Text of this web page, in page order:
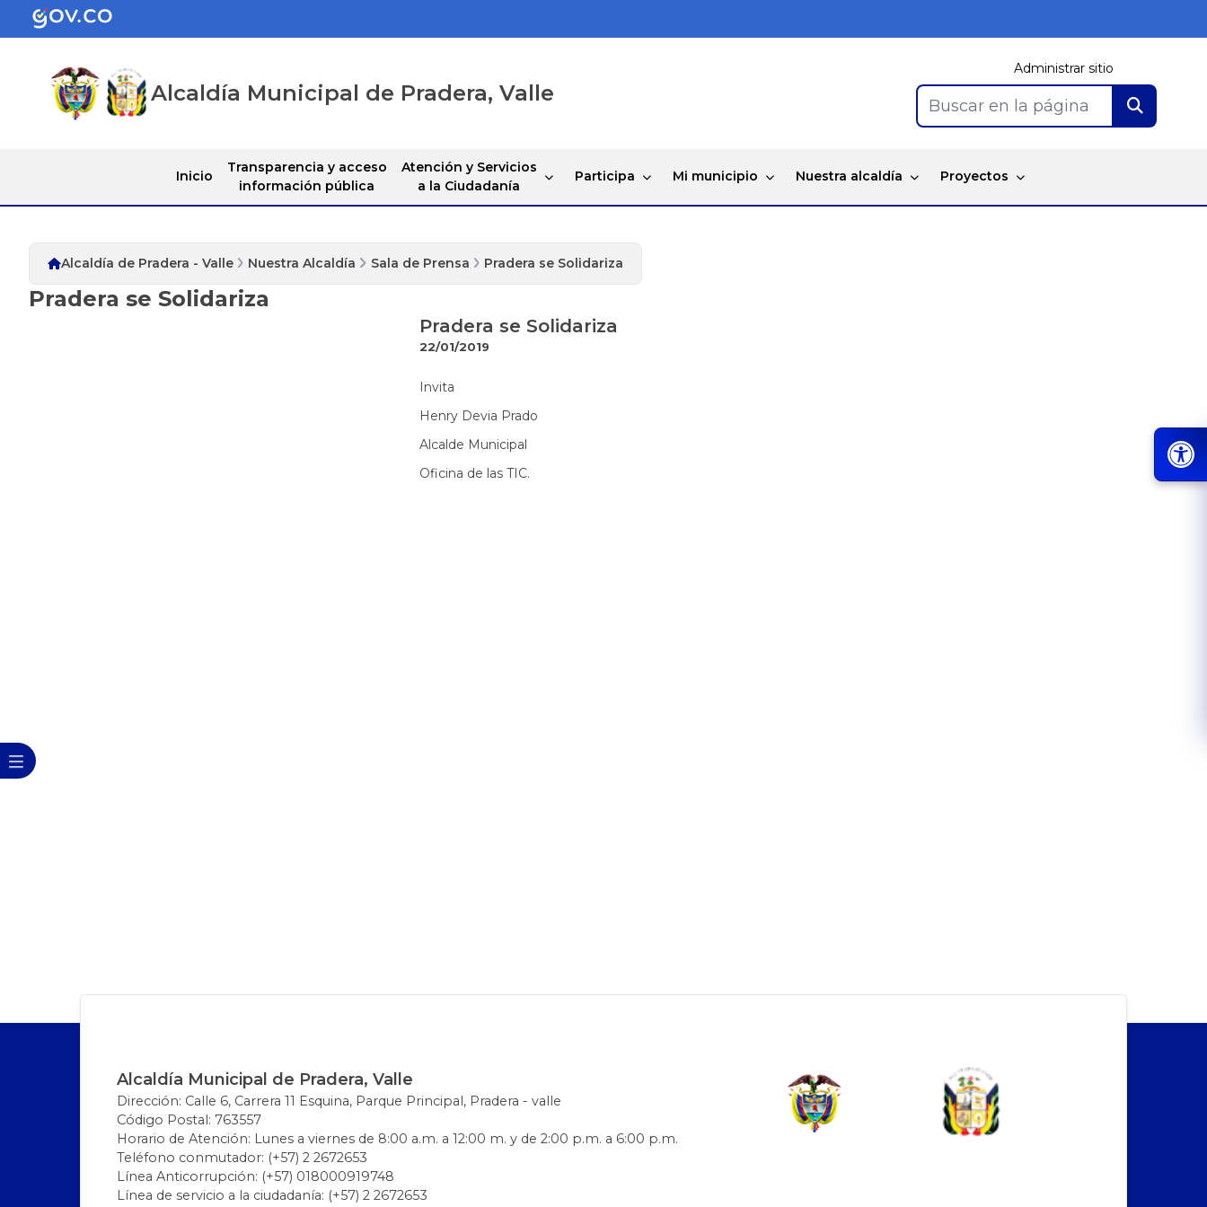
Alcaldía Municipal de Pradera, Valle
Administrar sitio
Buscar en la página
Inicio
Transparencia y acceso
información pública
Atención y Servicios
a la Ciudadanía
Participa Mi municipio Nuestra alcaldía Proyectos
Alcaldía de Pradera - Valle Nuestra Alcaldía Sala de Prensa Pradera se Solidariza
Pradera se Solidariza
Pradera se Solidariza
22/01/2019
​​Invita
Henry Devia Prado
Alcalde Municipal
Oficina de las TIC.
Alcaldía Municipal de Pradera, Valle
Dirección: Calle 6, Carrera 11 Esquina, Parque Principal, Pradera - valle
Código Postal: 763557
Horario de Atención: Lunes a viernes de 8:00 a.m. a 12:00 m. y de 2:00 p.m. a 6:00 p.m.
Teléfono conmutador: (+57) 2 2672653
Línea Anticorrupción: (+57) 018000919748
Línea de servicio a la ciudadanía: (+57) 2 2672653